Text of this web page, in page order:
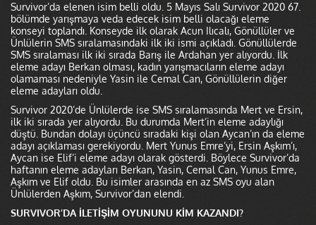
Survivor’da elenen isim belli oldu. 5 Mayıs Salı Survivor 2020 67.
bölümde yarışmaya veda edecek isim belli olacağı eleme
konseyi toplandı. Konseyde ilk olarak Acun Ilıcalı, Gönüllüler ve
Ünlülerin SMS sıralamasındaki ilk iki ismi açıkladı. Gönüllülerde
SMS sıralaması ilk iki sırada Barış ile Ardahan yer alıyordu. İlk
eleme adayı Berkan olması, kadın yarışmacıların eleme adayı
olamaması nedeniyle Yasin ile Cemal Can, Gönüllülerin diğer
eleme adayları oldu.
Survivor 2020’de Ünlülerde ise SMS sıralamasında Mert ve Ersin,
ilk iki sırada yer alıyordu. Bu durumda Mert’in eleme adaylığı
düştü. Bundan dolayı üçüncü sıradaki kişi olan Aycan’ın da eleme
adayı açıklaması gerekiyordu. Mert Yunus Emre’yi, Ersin Aşkım’ı,
Aycan ise Elif’i eleme adayı olarak gösterdi. Böylece Survivor’da
haftanın eleme adayları Berkan, Yasin, Cemal Can, Yunus Emre,
Aşkım ve Elif oldu. Bu isimler arasında en az SMS oyu alan
Ünlülerden Aşkım, Survivor’dan elendi.
SURVIVOR’DA İLETİŞİM OYUNUNU KİM KAZANDI?